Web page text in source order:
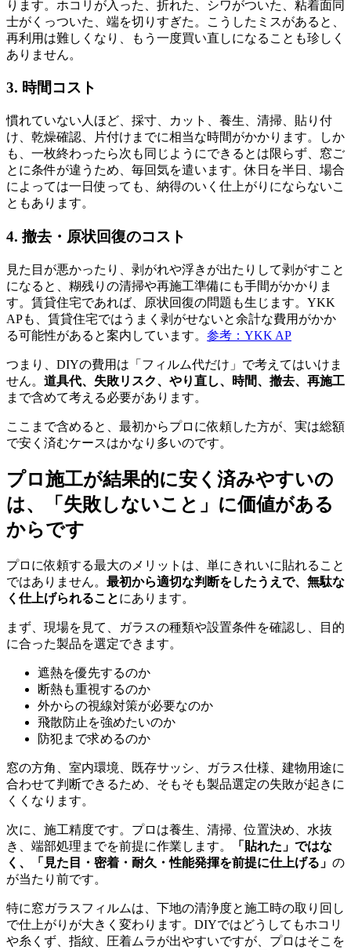
ります。ホコリが入った、折れた、シワがついた、粘着面同
士がくっついた、端を切りすぎた。こうしたミスがあると、
再利用は難しくなり、もう一度買い直しになることも珍しく
ありません。
3. 時間コスト
慣れていない人ほど、採寸、カット、養生、清掃、貼り付
け、乾燥確認、片付けまでに相当な時間がかかります。しか
も、一枚終わったら次も同じようにできるとは限らず、窓ご
とに条件が違うため、毎回気を遣います。休日を半日、場合
によっては一日使っても、納得のいく仕上がりにならないこ
ともあります。
4. 撤去・原状回復のコスト
見た目が悪かったり、剥がれや浮きが出たりして剥がすこと
になると、糊残りの清掃や再施工準備にも手間がかかりま
す。賃貸住宅であれば、原状回復の問題も生じます。YKK
APも、賃貸住宅ではうまく剥がせないと余計な費用がかか
る可能性があると案内しています。 参考：YKK AP
つまり、DIYの費用は「フィルム代だけ」で考えてはいけま
せん。 道具代、失敗リスク、やり直し、時間、撤去、再施工
まで含めて考える必要があります。
ここまで含めると、最初からプロに依頼した方が、実は総額
で安く済むケースはかなり多いのです。
プロ施工が結果的に安く済みやすいの
は、「失敗しないこと」に価値がある
からです
プロに依頼する最大のメリットは、単にきれいに貼れること
ではありません。 最初から適切な判断をしたうえで、無駄な
く仕上げられることにあります。
まず、現場を見て、ガラスの種類や設置条件を確認し、目的
に合った製品を選定できます。
遮熱を優先するのか
断熱も重視するのか
外からの視線対策が必要なのか
飛散防止を強めたいのか
防犯まで求めるのか
窓の方角、室内環境、既存サッシ、ガラス仕様、建物用途に
合わせて判断できるため、そもそも製品選定の失敗が起きに
くくなります。
次に、施工精度です。プロは養生、清掃、位置決め、水抜
き、端部処理までを前提に作業します。
「貼れた」ではな
く、「見た目・密着・耐久・性能発揮を前提に仕上げる」 の
が当たり前です。
特に窓ガラスフィルムは、下地の清浄度と施工時の取り回し
で仕上がりが大きく変わります。DIYではどうしてもホコリ
や糸くず、指紋、圧着ムラが出やすいですが、プロはそこを